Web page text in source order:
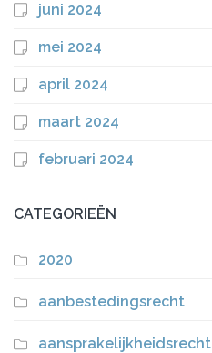
juni 2024
mei 2024
april 2024
maart 2024
februari 2024
CATEGORIEËN
2020
aanbestedingsrecht
aansprakelijkheidsrecht